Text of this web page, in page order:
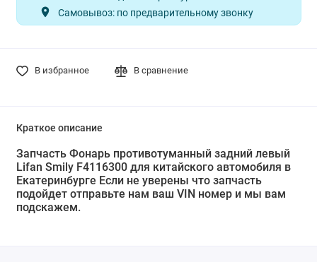
Самовывоз: по предварительному звонку
В избранное В сравнение
Краткое описание
Запчасть Фонарь противотуманный задний левый
Lifan Smily F4116300 для китайского автомобиля в
Екатеринбурге Если не уверены что запчасть
подойдет отправьте нам ваш VIN номер и мы вам
подскажем.